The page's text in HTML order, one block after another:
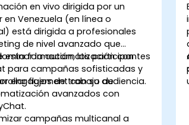
en vivo dirigida por un
en Venezuela (en línea o
está dirigida a profesionales
de nivel avanzado que
la automatización con
para campañas sofisticadas y
engagement con su audiencia.
esta formación, los participantes
flujos de trabajo de
avanzados con
campañas multicanal a